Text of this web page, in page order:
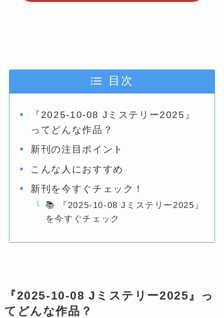
目次
『2025-10-08 Jミステリー2025』
ってどんな作品？
新刊の注目ポイント
こんな人におすすめ
新刊を今すぐチェック！
📚 『2025-10-08 Jミステリー2025』
を今すぐチェック
『2025-10-08 Jミステリー2025』っ
てどんな作品？